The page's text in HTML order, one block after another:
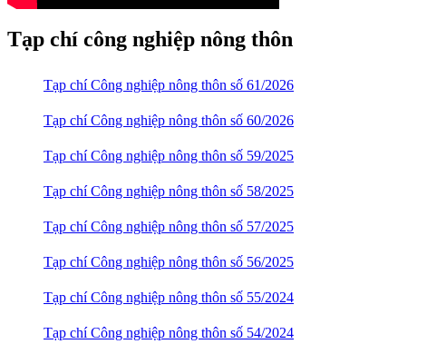
Tạp chí công nghiệp nông thôn
Tạp chí Công nghiệp nông thôn số 61/2026
Tạp chí Công nghiệp nông thôn số 60/2026
Tạp chí Công nghiệp nông thôn số 59/2025
Tạp chí Công nghiệp nông thôn số 58/2025
Tạp chí Công nghiệp nông thôn số 57/2025
Tạp chí Công nghiệp nông thôn số 56/2025
Tạp chí Công nghiệp nông thôn số 55/2024
Tạp chí Công nghiệp nông thôn số 54/2024